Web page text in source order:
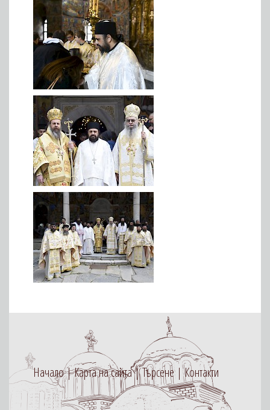
Начало Карта на сайта Търсене Контакти